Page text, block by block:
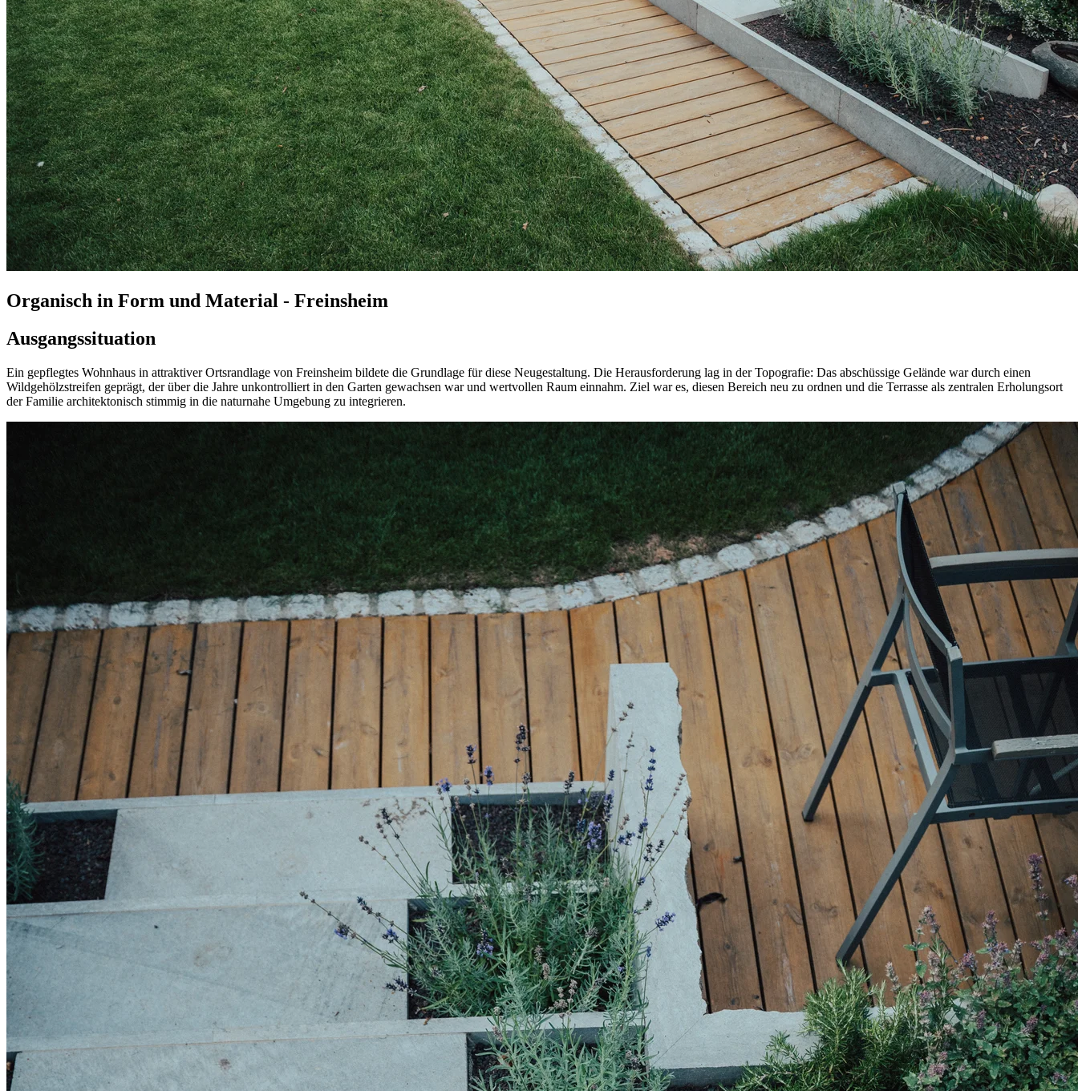
Organisch in Form und Material - Freinsheim
Ausgangssituation
Ein gepflegtes Wohnhaus in attraktiver Ortsrandlage von Freinsheim bildete die Grundlage für diese Neugestaltung. Die Herausforderung lag in der Topografie: Das abschüssige Gelände war durch einen
Wildgehölzstreifen geprägt, der über die Jahre unkontrolliert in den Garten gewachsen war und wertvollen Raum einnahm. Ziel war es, diesen Bereich neu zu ordnen und die Terrasse als zentralen Erholungsort
der Familie architektonisch stimmig in die naturnahe Umgebung zu integrieren.